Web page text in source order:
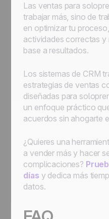
Las ventas para
trabajar más, sino de
en optimizar tu
actividades correctas y
base a resultados.
Los sistemas de CRM
estrategias de ventas
diseñadas para
un enfoque práctico
acuerdos sin ahogarte
¿Quieres una
a vender más y hacer
complicaciones?
días y dedica más
datos.